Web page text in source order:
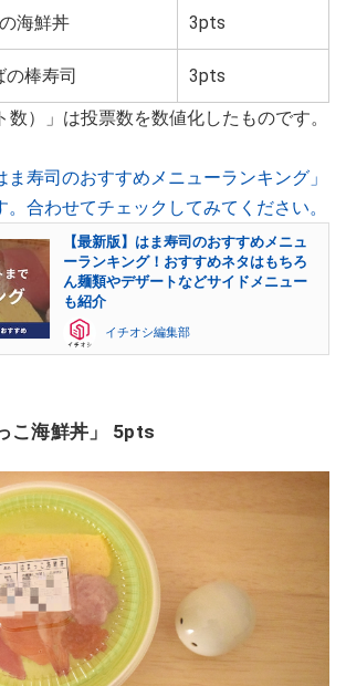
海鮮丼 3pts
の棒寿司
3pts
）」は投票数を数値化したものです。
ま寿司のおすすめメニューランキング」
。合わせてチェックしてみてください。
【最新版】はま寿司のおすすめメニュ
ーランキング！おすすめネタはもちろ
ん麺類やデザートなどサイドメニュー
も紹介
イチオシ編集部
こ海鮮丼」 5pts